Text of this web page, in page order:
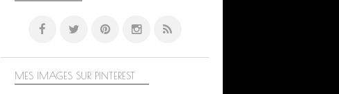
FLORE
VIEILLES PIERRES
MES IMAGES SUR PINTEREST